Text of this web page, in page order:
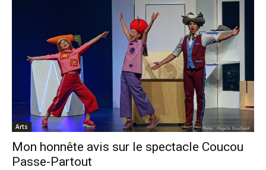
Arts
Mon honnête avis sur le spectacle Coucou
Passe-Partout